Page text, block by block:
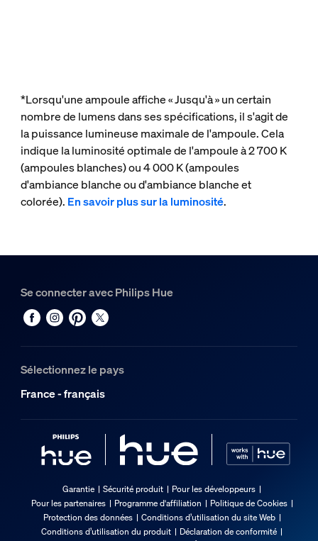
*Lorsqu'une ampoule affiche « Jusqu'à » un certain
nombre de lumens dans ses spécifications, il s'agit de
la puissance lumineuse maximale de l'ampoule. Cela
indique la luminosité optimale de l'ampoule à 2 700 K
(ampoules blanches) ou 4 000 K (ampoules
d'ambiance blanche ou d'ambiance blanche et
colorée). En savoir plus sur la luminosité.
Se connecter avec Philips Hue
Sélectionnez le pays
France - français
Garantie Sécurité produit
Pour les développeurs
Pour les partenaires
Programme d'affiliation
Politique de Cookies
Protection des données
Conditions d’utilisation du site Web
Conditions d’utilisation du produit
Déclaration de conformité